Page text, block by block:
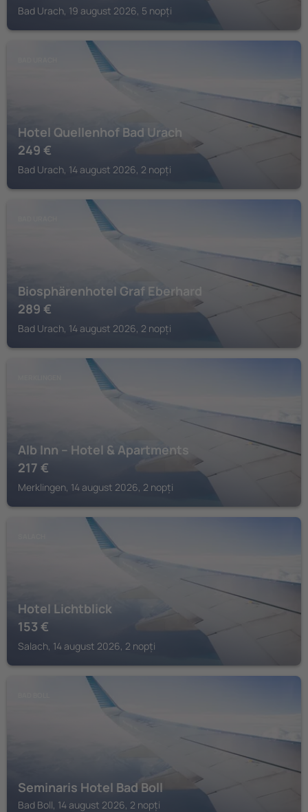
Bad Urach, 19 august 2026, 5 nopți
Hotel Quellenhof Bad Urach
249 €
Bad Urach, 14 august 2026, 2 nopți
Biosphärenhotel Graf Eberhard
289 €
Bad Urach, 14 august 2026, 2 nopți
Alb Inn – Hotel & Apartments
217 €
Merklingen, 14 august 2026, 2 nopți
Hotel Lichtblick
153 €
Salach, 14 august 2026, 2 nopți
Seminaris Hotel Bad Boll
Bad Boll, 14 august 2026, 2 nopți